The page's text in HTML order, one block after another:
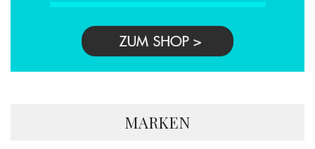
MARKEN